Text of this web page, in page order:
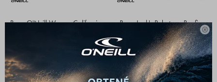

Buzo O'Neill Woman California
Buzo Jack's Polartec - Bonfire
2.392 $ 2.990